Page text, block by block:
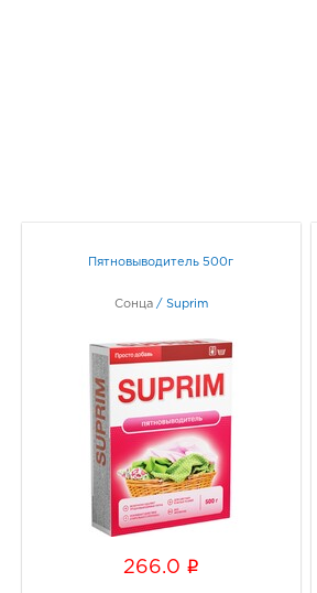
Пятновыводитель 500г
Сонца / Suprim
266.0 i